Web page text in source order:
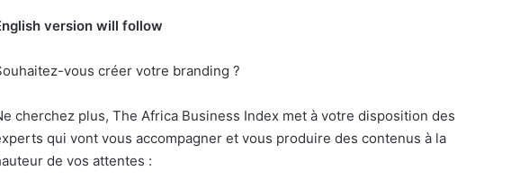
version will follow
vous créer votre branding ?
cherchez plus, The Africa Business Index met à votre disposition des
qui vont vous accompagner et vous produire des contenus à la
de vos attentes :